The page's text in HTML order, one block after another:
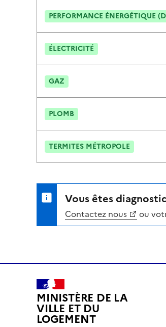
PERFORMANCE ÉNERGÉTIQUE
ÉLECTRICITÉ
GAZ
PLOMB
TERMITES MÉTROPOLE
Vous êtes
Contactez nous ou
MINISTÈRE DE LA
VILLE ET DU
LOGEMENT